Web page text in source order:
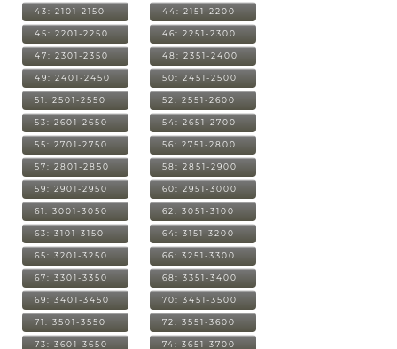
43: 2101-2150 44: 2151-2200
45: 2201-2250 46: 2251-2300
47: 2301-2350 48: 2351-2400
49: 2401-2450 50: 2451-2500
51: 2501-2550 52: 2551-2600
53: 2601-2650 54: 2651-2700
55: 2701-2750 56: 2751-2800
57: 2801-2850 58: 2851-2900
59: 2901-2950 60: 2951-3000
61: 3001-3050 62: 3051-3100
63: 3101-3150 64: 3151-3200
65: 3201-3250 66: 3251-3300
67: 3301-3350 68: 3351-3400
69: 3401-3450 70: 3451-3500
71: 3501-3550 72: 3551-3600
73: 3601-3650 74: 3651-3700